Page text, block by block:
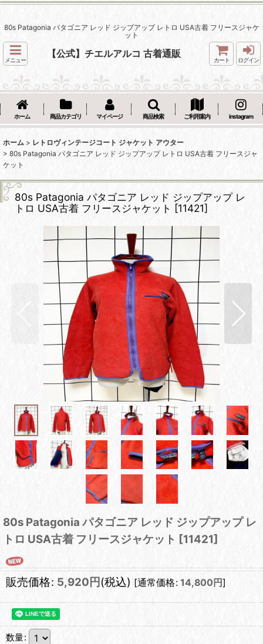
80s Patagonia パタゴニア レッド ジップアップ レトロ USA古着 フリースジャケ
ット
メニュー
【公式】チエルアルコ 古着通販
カート ログイン
ホーム 商品カテゴリ マイページ 商品検索 ご利用案内 instagram
ホーム > レトロヴィンテージコート ジャケット アウター
> 80s Patagonia パタゴニア レッド ジップアップ レトロ USA古着 フリースジャ
ケット
80s Patagonia パタゴニア レッド ジップアップ レ
トロ USA古着 フリースジャケット [11421]
80s Patagonia パタゴニア レッド ジップアップ レ
トロ USA古着 フリースジャケット [11421]
販売価格: 5,920 円 (税込) [通常価格: 14,800 円]
数量: